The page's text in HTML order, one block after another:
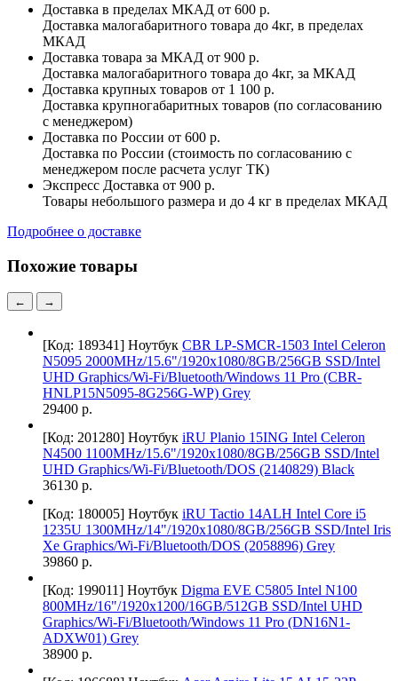
Доставка в пределах МКАД от 600 р.
Доставка малогабаритного товара до 4кг, в пределах
МКАД
Доставка товара за МКАД от 900 р.
Доставка малогабаритного товара до 4кг, за МКАД
Доставка крупных товаров от 1 100 р.
Доставка крупногабаритных товаров (по согласованию
с менеджером)
Доставка по России от 600 р.
Доставка по России (стоимость по согласованию с
менеджером после расчета услуг ТК)
Экспресс Доставка от 900 р.
Товары небольшого размера и до 4 кг в пределах МКАД
Подробнее о доставке
Похожие товары
← →
[Код: 189341] Ноутбук CBR LP-SMCR-1503 Intel Celeron
N5095 2000MHz/15.6"/1920x1080/8GB/256GB SSD/Intel
UHD Graphics/Wi-Fi/Bluetooth/Windows 11 Pro (CBR-
HNLP15N5095-8G256G-WP) Grey
29400 р.
[Код: 201280] Ноутбук iRU Planio 15ING Intel Celeron
N4500 1100MHz/15.6"/1920x1080/8GB/256GB SSD/Intel
UHD Graphics/Wi-Fi/Bluetooth/DOS (2140829) Black
36130 р.
[Код: 180005] Ноутбук iRU Tactio 14ALH Intel Core i5
1235U 1300MHz/14"/1920x1080/8GB/256GB SSD/Intel Iris
Xe Graphics/Wi-Fi/Bluetooth/DOS (2058896) Grey
39860 р.
[Код: 199011] Ноутбук Digma EVE C5805 Intel N100
800MHz/16"/1920х1200/16GB/512GB SSD/Intel UHD
Graphics/Wi-Fi/Bluetooth/Windows 11 Pro (DN16N1-
ADXW01) Grey
38900 р.